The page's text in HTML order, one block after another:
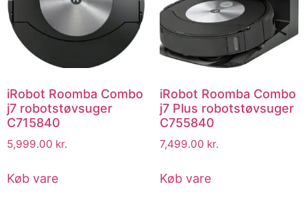
iRobot Roomba Combo
j7 robotstøvsuger
C715840
5,999.00 kr.
Køb vare
iRobot Roomba Combo
j7 Plus robotstøvsuger
C755840
7,499.00 kr.
Køb vare